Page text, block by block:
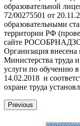
образовательной
72/00275501 от
образовательными
территории РФ
сайте
Организация внесена
Министерства труда
услуги по обучению
14.02.2018 и
охране труда
Previous